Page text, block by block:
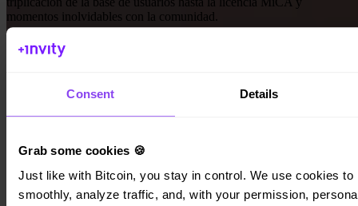
Consent Details
Grab some cookies 🍪
Just like with Bitcoin, you stay in control. We use cookies to
smoothly, analyze traffic, and, with your permission,
momentos inolvidables con la comunidad.
6 de enero de 2026